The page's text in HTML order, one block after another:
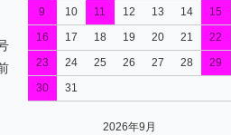
9
10 11 12 13 14
15
16
17 18 19 20 21
22
23
24 25 26 27 28
29
30
31
2026年9月